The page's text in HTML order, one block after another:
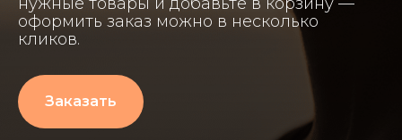
оформить заказ можно в несколько
кликов.
Заказать